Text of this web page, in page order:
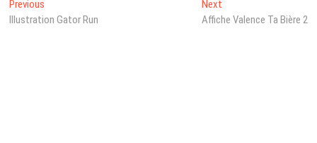
Navigation
de
Previous
post:
Illustration Gator Run
NextNext
post:
Affiche Valence Ta Bière 2